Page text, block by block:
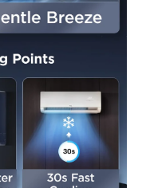
إنترنت
وميزات
ووظائف
والتدفئة،